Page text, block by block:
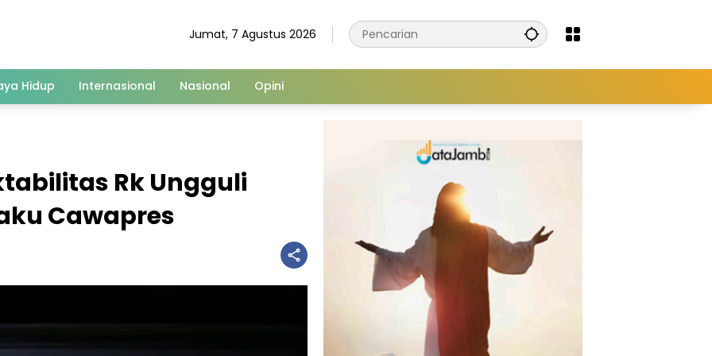
Jumat, 7 Agustus 2026
Hidup Internasional Nasional Opini
Rk Ungguli
Cawapres